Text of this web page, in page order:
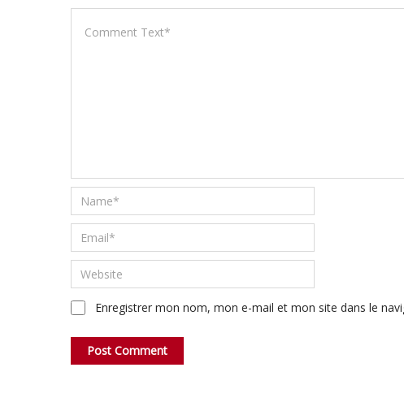
Enregistrer mon nom, mon e-mail et mon site dans le